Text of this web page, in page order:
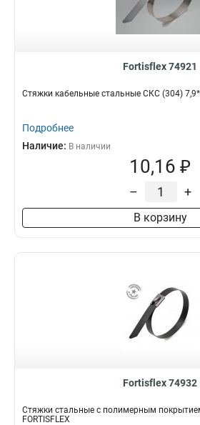
Fortisflex 74921
Стяжки кабельные стальные СКС (304)
Подробнее
Наличие: В наличии
10,16 ₽
– +
В корзину
Fortisflex 74932
Стяжки стальные с полимерным
FORTISFLEX